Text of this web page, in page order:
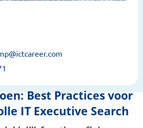
Best Practices voor
IT Executive Search